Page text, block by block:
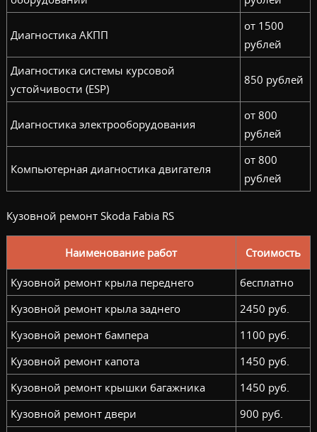
Диагностика АКПП
от 1500
рублей
Диагностика системы курсовой
устойчивости (ESP)
850 рублей
Диагностика электрооборудования
от 800
рублей
Компьютерная диагностика двигателя
от 800
рублей
Кузовной ремонт Skoda Fabia RS
Наименование работ Стоимость
Кузовной ремонт крыла переднего
бесплатно
Кузовной ремонт крыла заднего
2450 руб.
Кузовной ремонт бампера
1100 руб.
Кузовной ремонт капота
1450 руб.
Кузовной ремонт крышки багажника
1450 руб.
Кузовной ремонт двери
900 руб.